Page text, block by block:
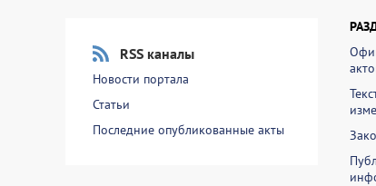
RSS каналы
Новости портала
Статьи
Последние опубликованные акты